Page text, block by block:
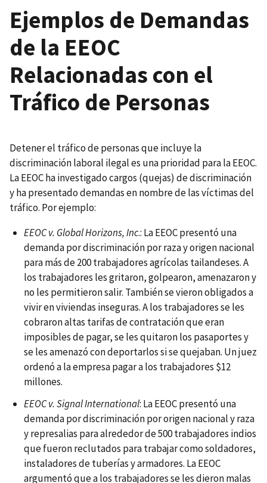
Ejemplos de Demandas
de la EEOC
Relacionadas con el
Tráfico de Personas
Detener el tráfico de personas que incluye la
discriminación laboral ilegal es una prioridad para la EEOC.
La EEOC ha investigado cargos (quejas) de discriminación
y ha presentado demandas en nombre de las víctimas del
tráfico. Por ejemplo:
EEOC v. Global Horizons, Inc.: La EEOC presentó una
demanda por discriminación por raza y origen nacional
para más de 200 trabajadores agrícolas tailandeses. A
los trabajadores les gritaron, golpearon, amenazaron y
no les permitieron salir. También se vieron obligados a
vivir en viviendas inseguras. A los trabajadores se les
cobraron altas tarifas de contratación que eran
imposibles de pagar, se les quitaron los pasaportes y
se les amenazó con deportarlos si se quejaban. Un juez
ordenó a la empresa pagar a los trabajadores $12
millones.
EEOC v. Signal International: La EEOC presentó una
demanda por discriminación por origen nacional y raza
y represalias para alrededor de 500 trabajadores indios
que fueron reclutados para trabajar como soldadores,
instaladores de tuberías y armadores. La EEOC
argumentó que a los trabajadores se les dieron malas